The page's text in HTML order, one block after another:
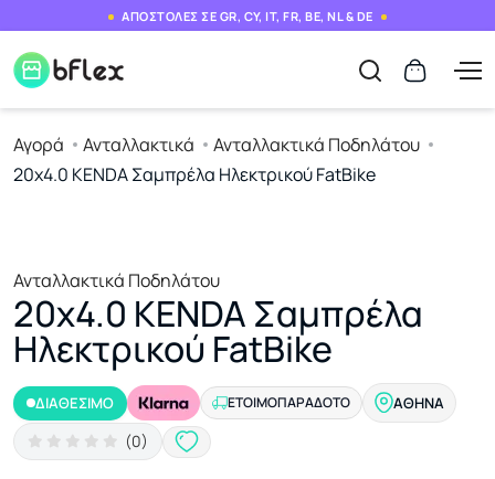
ΑΠΟΣΤΟΛΕΣ ΣΕ GR, CY, IT, FR, BE, NL & DE
Αγορά Ανταλλακτικά
Ανταλλακτικά Ποδηλάτου
20x4.0 KENDA Σαμπρέλα Ηλεκτρικού FatBike
Ανταλλακτικά Ποδηλάτου
20x4.0 KENDA Σαμπρέλα
Ηλεκτρικού FatBike
ΔΙΑΘΕΣΙΜΟ ΕΤΟΙΜΟΠΑΡΆΔΟΤΟ ΑΘΉΝΑ
(0)